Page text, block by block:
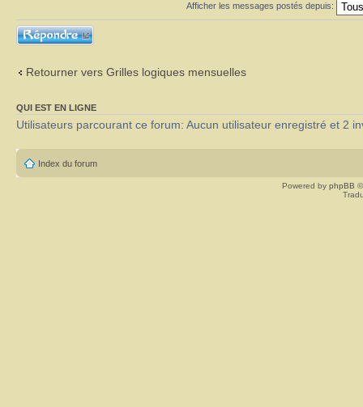
Afficher les messages postés depuis:
Répondre
Retourner vers Grilles logiques mensuelles
QUI EST EN LIGNE
Utilisateurs parcourant ce forum: Aucun utilisateur enregistré et 2
Index du forum
Powered by phpBB